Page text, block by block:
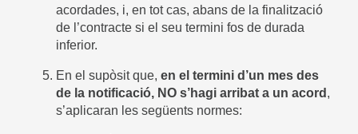
acordades, i, en tot cas, abans de la finalització
de l’contracte si el seu termini fos de durada
inferior.
En el supòsit que, en el termini d’un mes des
de la notificació, NO s’hagi arribat a un acord ,
s’aplicaran les següents normes: